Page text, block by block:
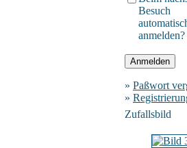
Besuch
anmelden?
» Paßwort
»
Zufallsbild